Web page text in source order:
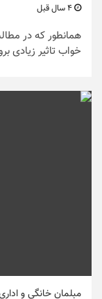
همانطور که در
خواب تاثیر زیادی
مبلمان خانگی و